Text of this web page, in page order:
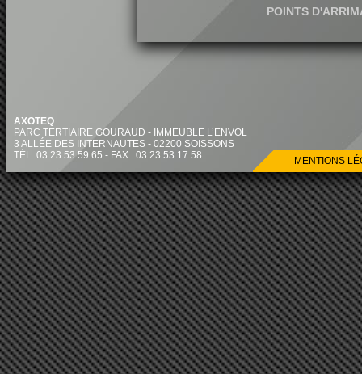
POINTS
AXOTEQ
PARC TERTIAIRE GOURAUD - IMMEUBLE L’ENVOL
3 ALLÉE DES INTERNAUTES - 02200 SOISSONS
TÉL. 03 23 53 59 65 - FAX : 03 23 53 17 58
MENTIONS